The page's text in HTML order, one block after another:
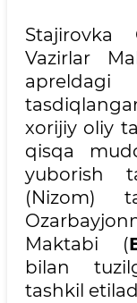
Stajirovka
Vazirlar
xorijiy oliy
qisqa
yuborish
(Nizom)
Maktabi (
bilan
tashkil